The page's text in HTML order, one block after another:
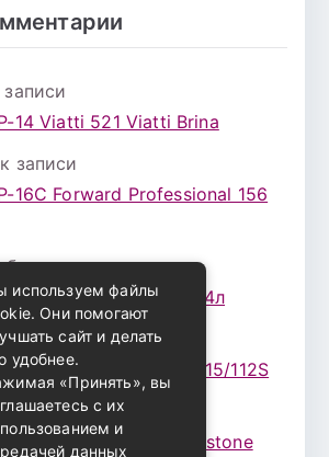
записи
14 Viatti 521 Viatti Brina
к записи
16С Forward Professional 156
к записи
ZIC X7 (A+) 10W30 4л
к записи
16 Nokian Rotiva HT 115/112S
к записи Bridgestone
используем файлы
Они помогают
сайт и делать
удобнее.
«Принять», вы
с их
и
данных